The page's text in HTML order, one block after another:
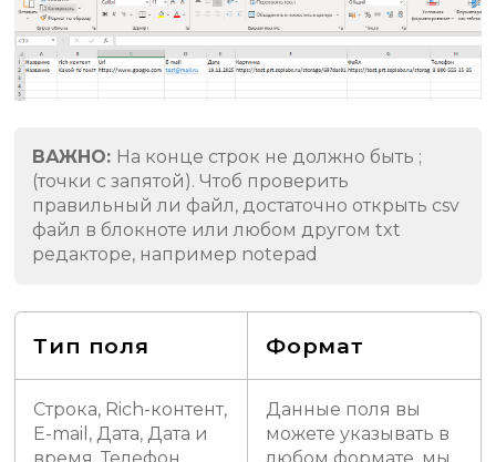
ВАЖНО: На конце строк не должно быть ;
(точки с запятой). Чтоб проверить
правильный ли файл, достаточно открыть csv
файл в блокноте или любом другом txt
редакторе, например notepad
Тип поля Формат
Строка, Rich-контент,
E-mail, Дата, Дата и
Данные поля вы
можете указывать в